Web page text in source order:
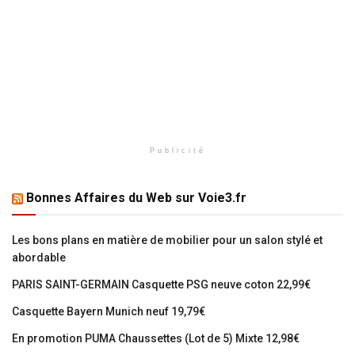
Publicité
Bonnes Affaires du Web sur Voie3.fr
Les bons plans en matière de mobilier pour un salon stylé et
abordable
PARIS SAINT-GERMAIN Casquette PSG neuve coton 22,99€
Casquette Bayern Munich neuf 19,79€
En promotion PUMA Chaussettes (Lot de 5) Mixte 12,98€